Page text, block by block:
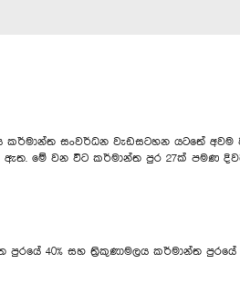
සංවර්ධන වැඩසටහන යටතේ අවම
මේ වන විට කර්මාන්ත පුර 27ක් පමණ
40% සහ ත්‍රිකුණාමලය කර්මාන්ත පුරයේ